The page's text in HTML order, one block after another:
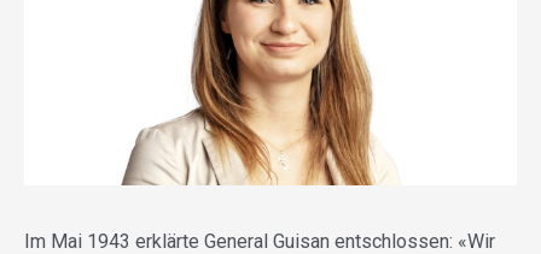
Im Mai 1943 erklärte General Guisan entschlossen: «Wir